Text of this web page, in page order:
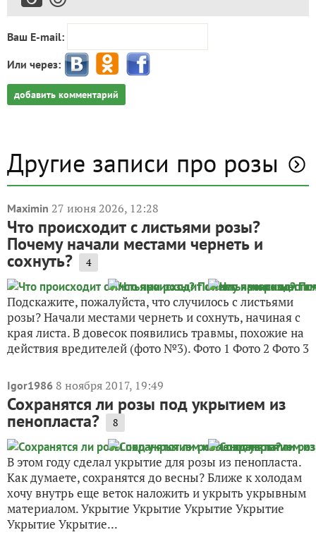
Ваш E-mail:
Или через:
добавить комментарий
Другие записи про розы
Maximin 27 июня 2026, 12:28
Что происходит с листьями розы?
Почему начали местами чернеть и
сохнуть? 4
Подскажите, пожалуйста, что случилось с листьями
розы? Начали местами чернеть и сохнуть, начиная с
края листа. В довесок появились травмы, похожие на
действия вредителей (фото №3). Фото 1 Фото 2 Фото 3
Igor1986 8 ноября 2017, 19:49
Сохранятся ли розы под укрытием из
пенопласта? 8
В этом году сделал укрытие для розы из пенопласта.
Как думаете, сохранятся до весны? Ближе к холодам
хочу внутрь еще веток наложить и укрыть укрывным
материалом. Укрытие Укрытие Укрытие Укрытие
Укрытие Укрытие...